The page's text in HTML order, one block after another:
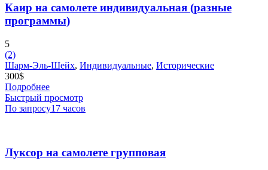
Каир на самолете индивидуальная (разные
программы)
5
(2)
Шарм-Эль-Шейх, Индивидуальные, Исторические
300$
Подробнее
Быстрый просмотр
По запросу17 часов
Луксор на самолете групповая